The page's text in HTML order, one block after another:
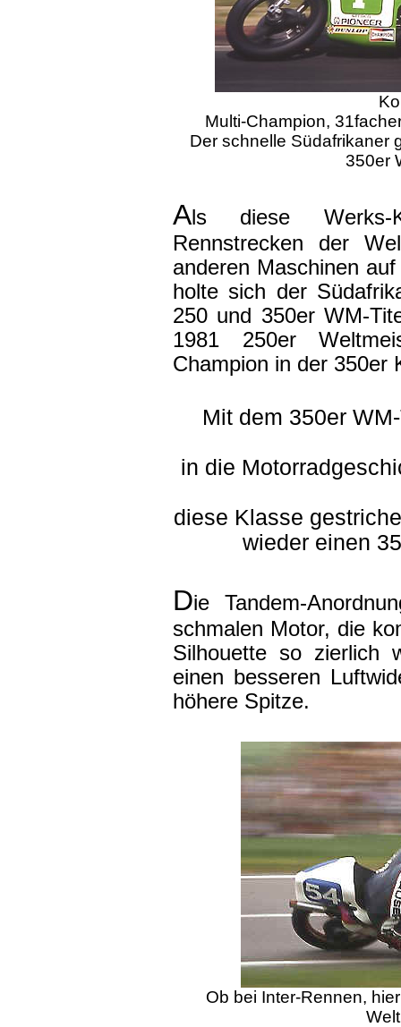
Multi-Champion,
Der schnelle Südafrikaner
350er
Als diese Werks-
Rennstrecken der
anderen Maschinen
holte sich der
250 und 350er WM-
1981 250er
Champion in der 350er
Mit dem 350er
in die
diese Klasse
wieder einen
Die Tandem-
schmalen Motor, die
Silhouette so zierlich
einen besseren
höhere Spitze.
Ob bei Inter-Rennen,